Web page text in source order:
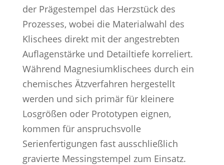
der Prägestempel das Herzstück des
Prozesses, wobei die Materialwahl des
Klischees direkt mit der angestrebten
Auflagenstärke und Detailtiefe korreliert.
Während Magnesiumklischees durch ein
chemisches Ätzverfahren hergestellt
werden und sich primär für kleinere
Losgrößen oder Prototypen eignen,
kommen für anspruchsvolle
Serienfertigungen fast ausschließlich
gravierte Messingstempel zum Einsatz.